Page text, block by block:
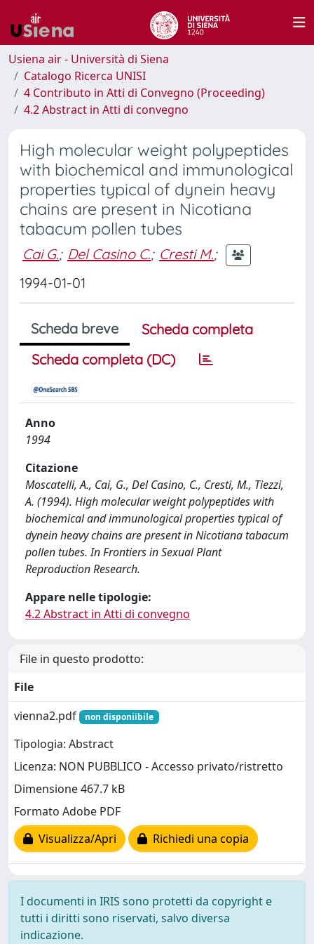
Usiena air - Università di Siena
Catalogo Ricerca UNISI
4 Contributo in Atti di Convegno (Proceeding)
4.2 Abstract in Atti di convegno
High molecular weight polypeptides
with biochemical and immunological
properties typical of dynein heavy
chains are present in Nicotiana
tabacum pollen tubes
Cai G.; Del Casino C.; Cresti M.;
1994-01-01
Scheda breve
Scheda completa
Scheda completa (DC)
Anno
1994
Citazione
Moscatelli, A., Cai, G., Del Casino, C., Cresti, M., Tiezzi,
A. (1994). High molecular weight polypeptides with
biochemical and immunological properties typical of
dynein heavy chains are present in Nicotiana tabacum
pollen tubes. In Frontiers in Sexual Plant
Reproduction Research.
Appare nelle tipologie:
4.2 Abstract in Atti di convegno
File in questo prodotto:
File
vienna2.pdf
non disponiibile
Tipologia: Abstract
Licenza: NON PUBBLICO - Accesso privato/ristretto
Dimensione 467.7 kB
Formato Adobe PDF
Visualizza/Apri
Richiedi una copia
I documenti in IRIS sono protetti da copyright e
tutti i diritti sono riservati, salvo diversa
indicazione.